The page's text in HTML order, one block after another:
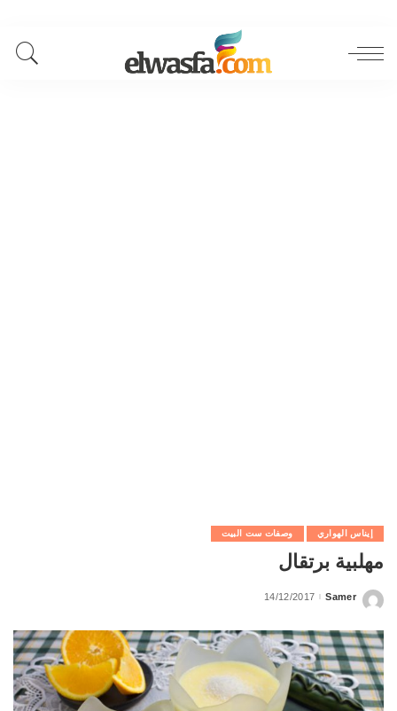
إيناس الهواري وصفات ست البيت
مهلبية برتقال
Posted
Samer
14/12/2017